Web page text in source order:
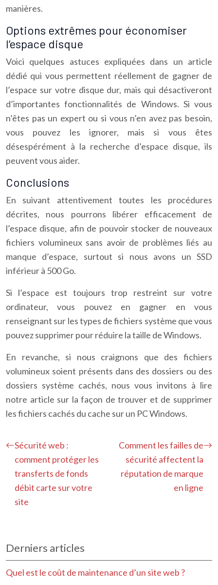
manières.
Options extrêmes pour économiser
l’espace disque
Voici quelques astuces expliquées dans un article
dédié qui vous permettent réellement de gagner de
l’espace sur votre disque dur, mais qui désactiveront
d’importantes fonctionnalités de Windows. Si vous
n’êtes pas un expert ou si vous n’en avez pas besoin,
vous pouvez les ignorer, mais si vous êtes
désespérément à la recherche d’espace disque, ils
peuvent vous aider.
Conclusions
En suivant attentivement toutes les procédures
décrites, nous pourrons libérer efficacement de
l’espace disque, afin de pouvoir stocker de nouveaux
fichiers volumineux sans avoir de problèmes liés au
manque d’espace, surtout si nous avons un SSD
inférieur à 500 Go.
Si l’espace est toujours trop restreint sur votre
ordinateur, vous pouvez en gagner en vous
renseignant sur les types de fichiers système que vous
pouvez supprimer pour réduire la taille de Windows.
En revanche, si nous craignons que des fichiers
volumineux soient présents dans des dossiers ou des
dossiers système cachés, nous vous invitons à lire
notre article sur la façon de trouver et de supprimer
les fichiers cachés du cache sur un PC Windows.
Sécurité web :
comment protéger les
transferts de fonds
débit carte sur votre
site
Comment les failles de
sécurité affectent la
réputation de marque
en ligne
Derniers articles
Quel est le coût de maintenance d’un site web ?